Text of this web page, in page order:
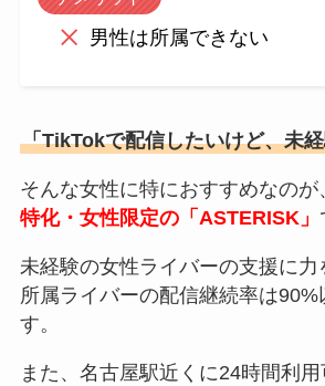
男性は所属できない
「TikTokで配信したいけど、未
そんな女性に特におすすめなのが
特化・女性限定の「 ASTERISK」
未経験の女性ライバーの支援に力
所属ライバーの配信継続率は90%
す。
また、名古屋駅近くに24時間利